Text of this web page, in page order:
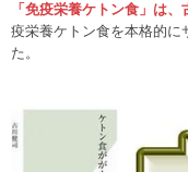
「免疫栄養ケトン食」は
疫栄養ケトン食を本格的に
た。